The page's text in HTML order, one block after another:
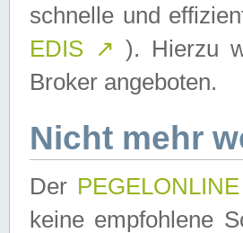
schnelle und
EDIS ↗ ). Hierzu
Broker angeboten.
Nicht mehr
Der
keine empfohlene